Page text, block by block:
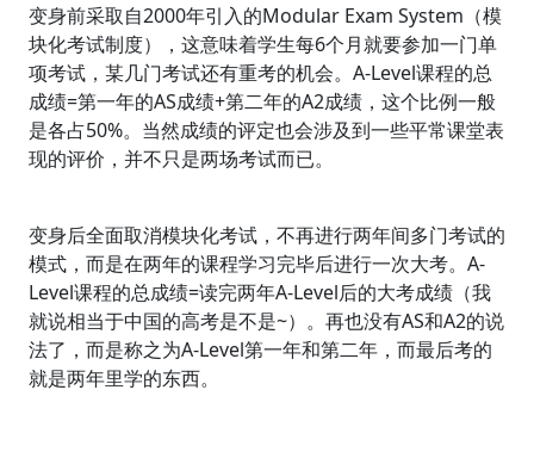
变身前采取自2000年引入的Modular Exam System（模
块化考试制度），这意味着学生每6个月就要参加一门单
项考试，某几门考试还有重考的机会。A-Level课程的总
成绩=第一年的AS成绩+第二年的A2成绩，这个比例一般
是各占50%。当然成绩的评定也会涉及到一些平常课堂表
现的评价，并不只是两场考试而已。
变身后全面取消模块化考试，不再进行两年间多门考试的
模式，而是在两年的课程学习完毕后进行一次大考。A-
Level课程的总成绩=读完两年A-Level后的大考成绩（我
就说相当于中国的高考是不是~）。再也没有AS和A2的说
法了，而是称之为A-Level第一年和第二年，而最后考的
就是两年里学的东西。